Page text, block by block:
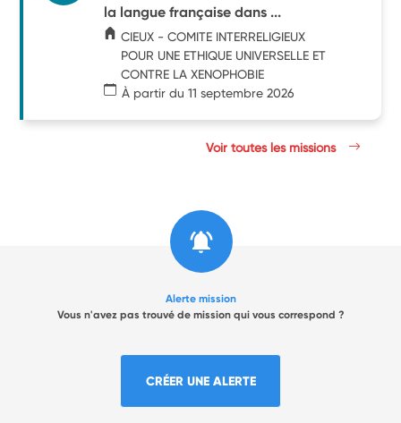
la langue française dans ...
CIEUX - COMITE INTERRELIGIEUX
POUR UNE ETHIQUE UNIVERSELLE ET
CONTRE LA XENOPHOBIE
À partir du 11 septembre 2026
Voir toutes les missions
Alerte mission
Vous n'avez pas trouvé de mission qui vous correspond ?
CRÉER UNE ALERTE